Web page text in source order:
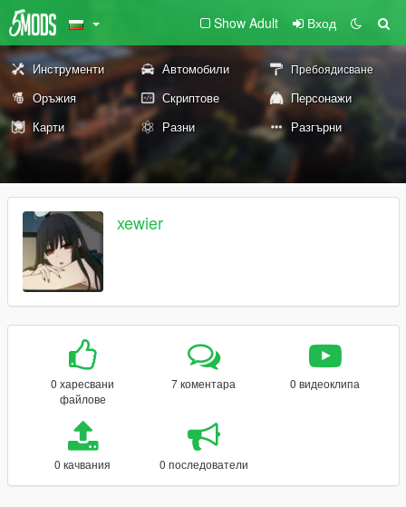
Show Adult Вход
Инструменти Автомобили Пребоядисване
Оръжия Скриптове
Персонажи
Карти
Разни Разгърни
xewier
0 харесвани
файлове
7 коментара 0 видеоклипа
0 качвания 0 последователи